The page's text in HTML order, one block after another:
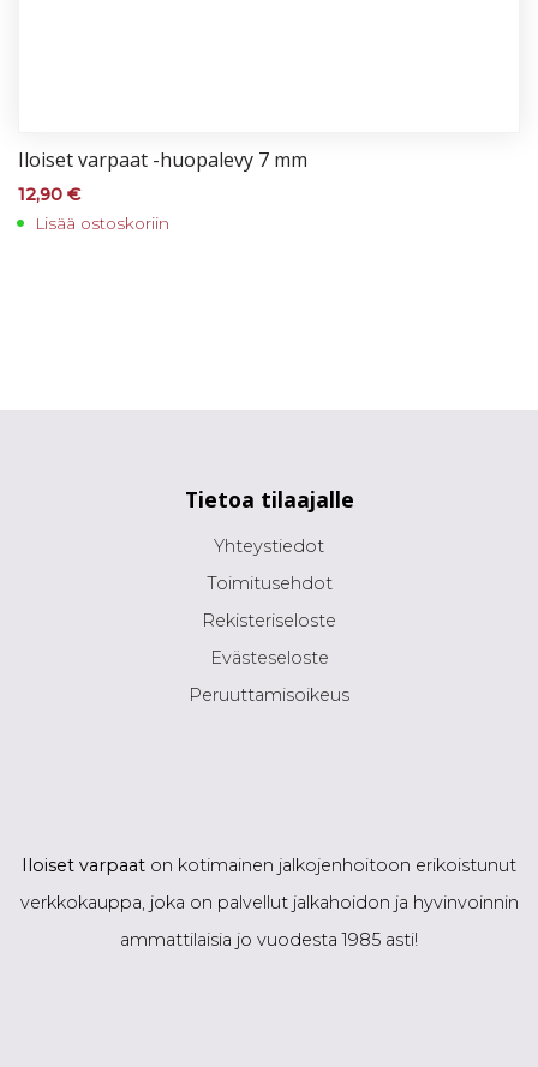
Iloi­set var­paat -huo­pa­le­vy 7 mm
12,90 €
Lisää ostoskoriin
Tietoa tilaajalle
Yhteystiedot
Toimitusehdot
Rekisteriseloste
Evästeseloste
Peruuttamisoikeus
Iloiset varpaat on kotimainen jalkojenhoitoon erikoistunut
verkkokauppa, joka on palvellut jalkahoidon ja hyvinvoinnin
ammattilaisia jo vuodesta 1985 asti!